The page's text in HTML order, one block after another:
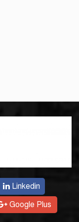
Linkedin
Google Plus